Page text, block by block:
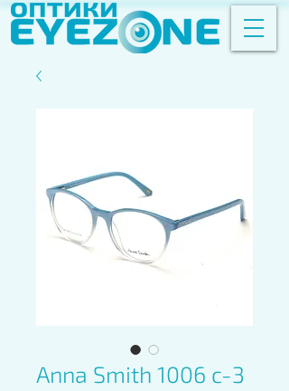
Anna Smith 1006 c-3